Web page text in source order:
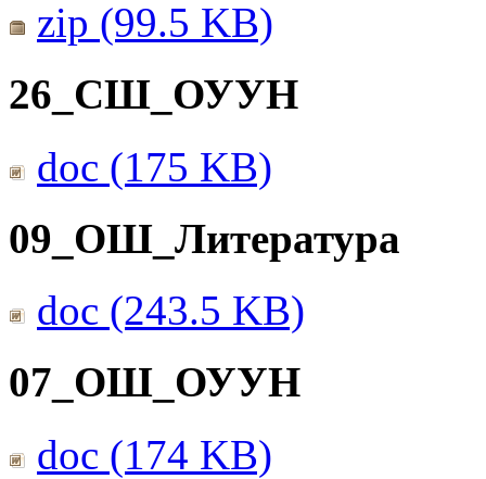
zip (99.5 KB)
26_СШ_ОУУН
doc (175 KB)
09_ОШ_Литература
doc (243.5 KB)
07_ОШ_ОУУН
doc (174 KB)